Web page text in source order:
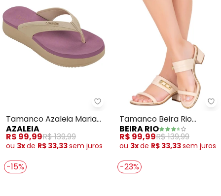
Azaleia - Tamanco Azaleia
Tamanco Azaleia Maria
(Bege)
AZALEIA
R$ 99,99R$ 139,99
ou 3xde R$ 33,33sem juros
Tamanco Beira Rio
(Creme) em Sintético
BEIRA RIO
R$ 99,99R$ 139,99
ou 3xde R$ 33,33sem juros
-15% -23%